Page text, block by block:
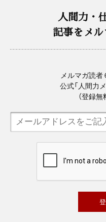
人間力・
記事をメ
メルマガ読者
公式「人間力
（登録